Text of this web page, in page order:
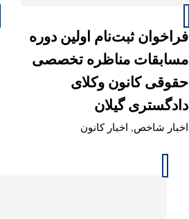
فراخوان ثبت‌نام اولین دوره
مسابقات مناظره تخصصی
حقوقی کانون وکلای
دادگستری گیلان
اخبار شاخص, اخبار کانون